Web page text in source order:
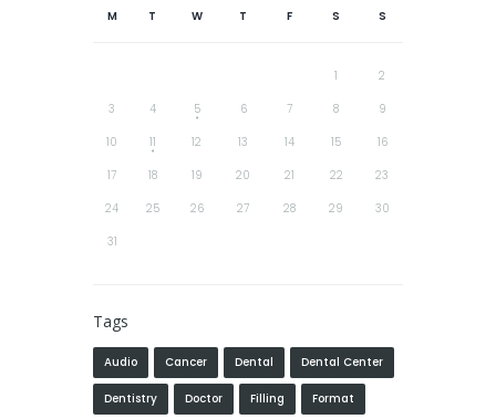
M T W T F S S
1 2
3 4 5 6 7 8 9
10 11 12 13 14 15 16
17 18 19 20 21 22 23
24 25 26 27 28 29 30
31
Tags
Audio Cancer Dental Dental Center
Dentistry Doctor Filling Format